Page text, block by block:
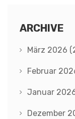
ARCHIVE
März 2026
Februar
Januar
Dezember